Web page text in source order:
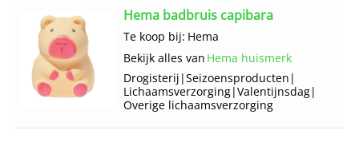
Hema badbruis capibara
Te koop bij: Hema
Bekijk alles van Hema huismerk
Drogisterij |Seizoens­producten |
Lichaams­verzorging|Valentijnsdag|
Overige lichaams­verzorging